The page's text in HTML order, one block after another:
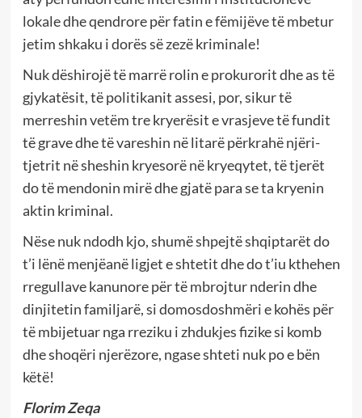
lokale dhe qendrore për fatin e fëmijëve të mbetur
jetim shkaku i dorës së zezë kriminale!
Nuk dëshirojë të marrë rolin e prokurorit dhe as të
gjykatësit, të politikanit assesi, por, sikur të
merreshin vetëm tre kryerësit e vrasjeve të fundit
të grave dhe të vareshin në litarë përkrahë njëri-
tjetrit në sheshin kryesorë në kryeqytet, të tjerët
do të mendonin mirë dhe gjatë para se ta kryenin
aktin kriminal.
Nëse nuk ndodh kjo, shumë shpejtë shqiptarët do
t’i lënë menjëanë ligjet e shtetit dhe do t’iu kthehen
rregullave kanunore për të mbrojtur nderin dhe
dinjitetin familjarë, si domosdoshmëri e kohës për
të mbijetuar nga rreziku i zhdukjes fizike si komb
dhe shoqëri njerëzore, ngase shteti nuk po e bën
këtë!
Florim Zeqa